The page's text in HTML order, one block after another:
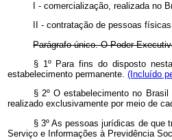
I - comercialização, realizada no
II - contratação de pessoas
Parágrafo único. O Poder
§ 1º Para fins do disposto
estabelecimento permanente. (Incluído
§ 2º O estabelecimento no
realizado exclusivamente por meio de
§ 3º As pessoas jurídicas de que
Serviço e Informações à Previdência